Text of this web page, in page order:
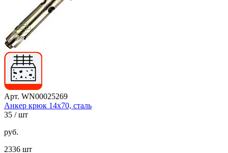
Арт. WN00025269
Анкер крюк 14х70, сталь
35 / шт
руб.
2336 шт